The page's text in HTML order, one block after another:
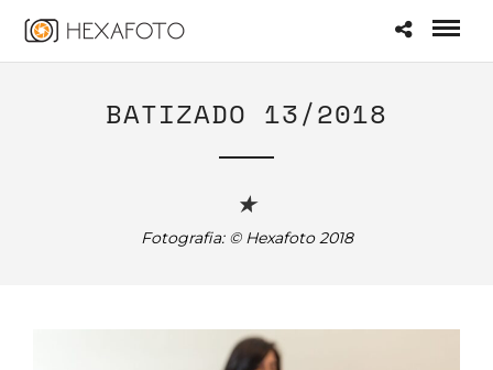
BATIZADO 13/2018
★
Fotografia: © Hexafoto 2018